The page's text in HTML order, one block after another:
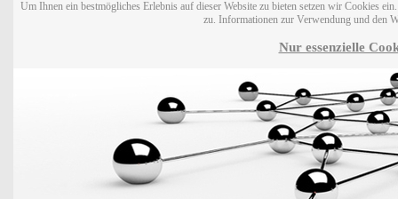
Um Ihnen ein bestmögliches Erlebnis auf dieser Website zu bieten setzen wir Cookies
zu. Informationen zur Verwendung und den
Nur essenzielle